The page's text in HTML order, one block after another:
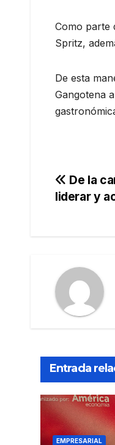
Como parte
Spritz,
De esta
Gangotena
De la
liderar y
Entrada
EMPRESARIAL